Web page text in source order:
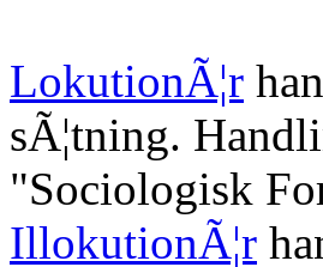
LokutionÃ¦r
sÃ¦tning.
"Sociologisk
IllokutionÃ¦r